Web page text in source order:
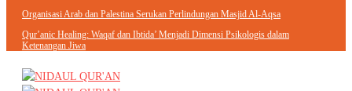
Organisasi Arab dan Palestina Serukan Perlindungan Masjid Al-Aqsa
Qur’anic Healing: Waqaf dan Ibtida’ Menjadi Dimensi Psikologis dalam
Ketenangan Jiwa